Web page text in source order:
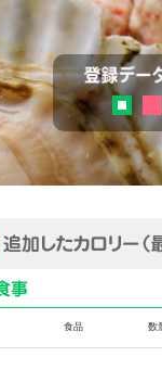
ーチェック
食品 数